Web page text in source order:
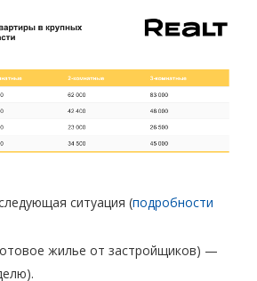
ситуация (подробности
жилье от застройщиков) —